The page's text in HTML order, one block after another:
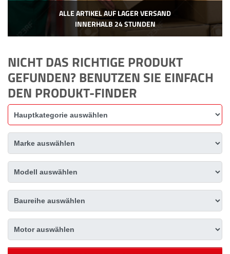
ALLE ARTIKEL AUF LAGER VERSAND
INNERHALB 24 STUNDEN
NICHT DAS RICHTIGE PRODUKT
GEFUNDEN? BENUTZEN SIE EINFACH
DEN PRODUKT-FINDER